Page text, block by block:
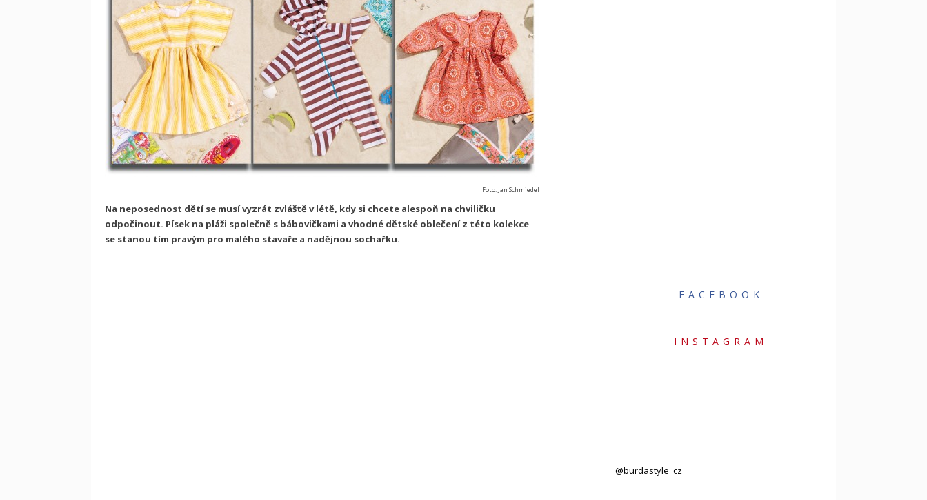
Foto: Jan Schmiedel
Na neposednost dětí se musí vyzrát zvláště v létě, kdy si chcete alespoň na chviličku
odpočinout. Písek na pláži společně s bábovičkami a vhodné dětské oblečení z této kolekce
se stanou tím pravým pro malého stavaře a nadějnou sochařku.
FACEBOOK
INSTAGRAM
@burdastyle_cz